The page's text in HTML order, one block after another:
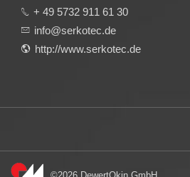
+ 49 5732 911 61 30
info@serkotec.de
http://www.serkotec.de